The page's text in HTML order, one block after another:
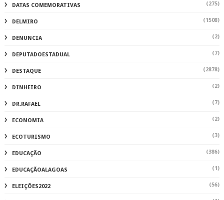
DATAS COMEMORATIVAS (275)
DELMIRO (1508)
DENUNCIA (2)
DEPUTADOESTADUAL (7)
DESTAQUE (2878)
DINHEIRO (2)
DR.RAFAEL (7)
ECONOMIA (2)
ECOTURISMO (3)
EDUCAÇÃO (386)
EDUCAÇÃOALAGOAS (1)
ELEIÇÕES2022 (56)